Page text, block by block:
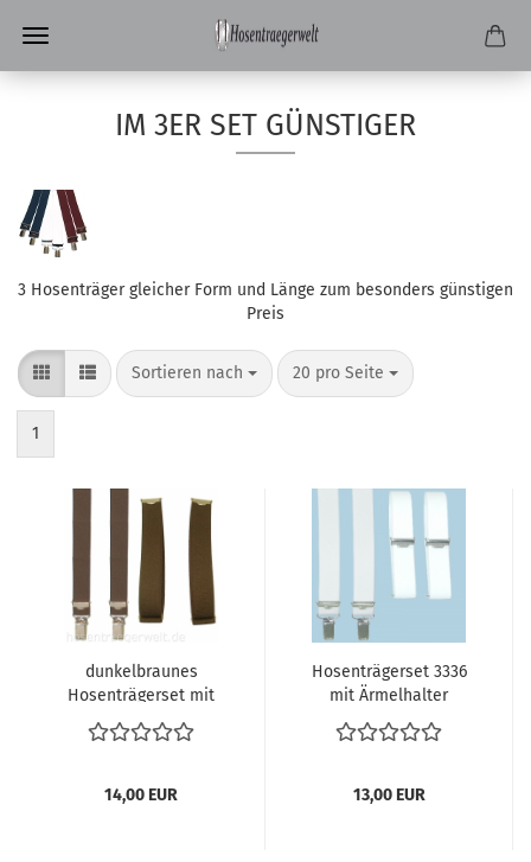
IM 3ER SET GÜNSTIGER
3 Hosenträger gleicher Form und Länge zum besonders günstigen
Preis
Sortieren nach
Sortieren nach 20 pro Seite
pro Seite
1
dunkelbraunes
Hosenträgerset mit
Ärmelhalter
14,00 EUR
Hosenträgerset 3336
mit Ärmelhalter
13,00 EUR